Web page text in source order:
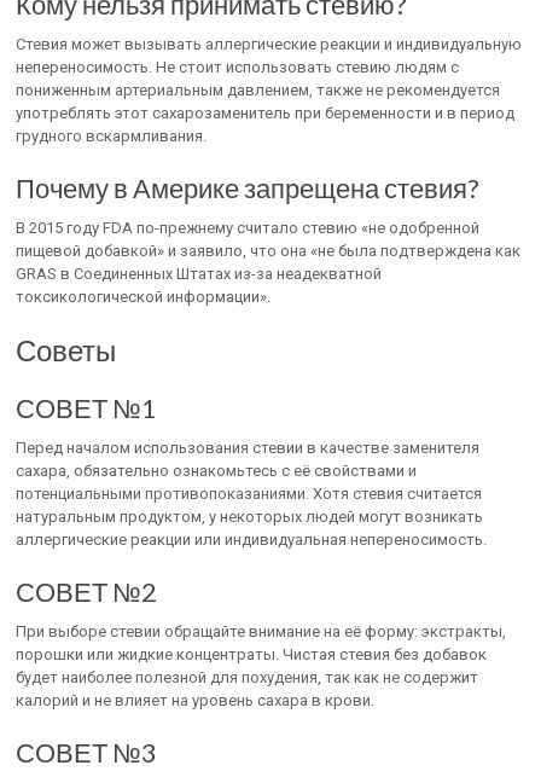
Стевия может вызывать аллергические реакции и индивидуальную
непереносимость. Не стоит использовать стевию людям с
пониженным артериальным давлением, также не рекомендуется
употреблять этот сахарозаменитель при беременности и в период
грудного вскармливания.
Почему в Америке запрещена стевия?
В 2015 году FDA по-прежнему считало стевию «не одобренной
пищевой добавкой» и заявило, что она «не была подтверждена как
GRAS в Соединенных Штатах из-за неадекватной
токсикологической информации».
Советы
СОВЕТ №1
Перед началом использования стевии в качестве заменителя
сахара, обязательно ознакомьтесь с её свойствами и
потенциальными противопоказаниями. Хотя стевия считается
натуральным продуктом, у некоторых людей могут возникать
аллергические реакции или индивидуальная непереносимость.
СОВЕТ №2
При выборе стевии обращайте внимание на её форму: экстракты,
порошки или жидкие концентраты. Чистая стевия без добавок
будет наиболее полезной для похудения, так как не содержит
калорий и не влияет на уровень сахара в крови.
СОВЕТ №3